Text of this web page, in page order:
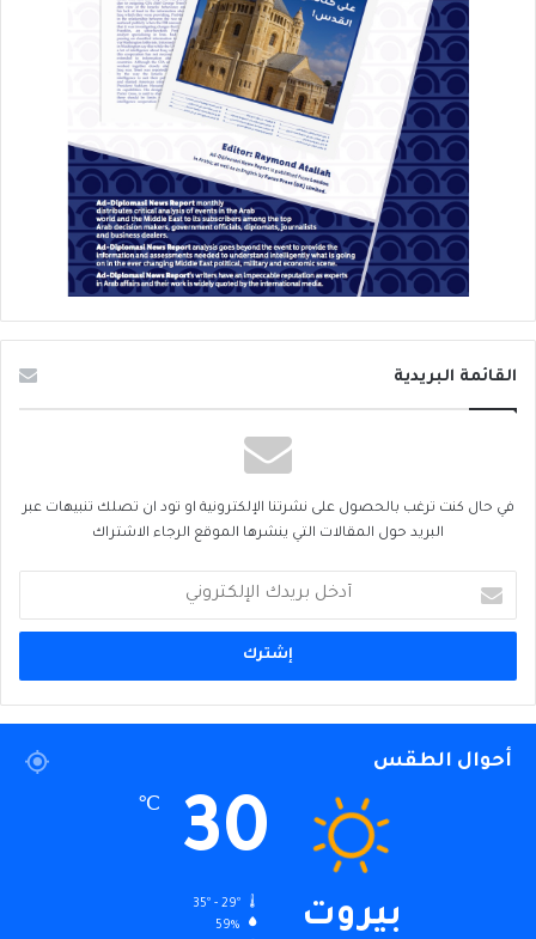
القائمة البريدية
في حال كنت ترغب بالحصول على نشرتنا الإلكترونية او تود ان تصلك تنبيهات عبر
البريد حول المقالات التي ينشرها الموقع الرجاء الاشتراك
بريدك
الإلكتروني
أحوال الطقس
بيروت
30
℃
35º - 29º
59%